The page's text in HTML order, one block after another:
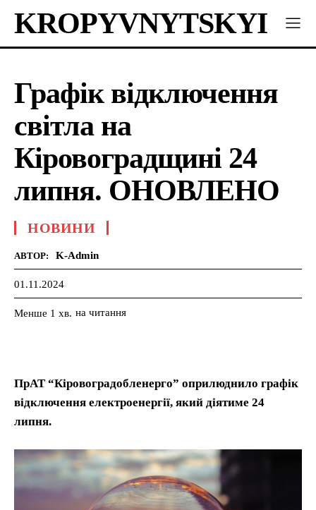
KROPYVNYTSKYI
Графік відключення
світла на
Кіровоградщині 24
липня. ОНОВЛЕНО
НОВИНИ
АВТОР: K-Admin
01.11.2024
Менше 1 хв. на читання
ПрАТ “Кіровоградобленерго” оприлюднило графік
відключення електроенергії, який діятиме 24
липня.